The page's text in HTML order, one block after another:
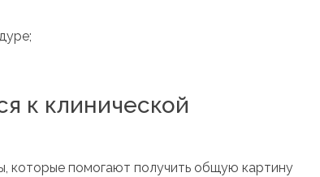
к клинической
которые помогают получить общую картину